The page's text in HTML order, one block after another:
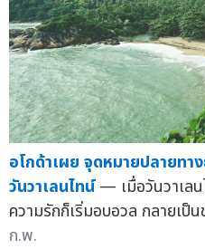
อโกด้าเผย จุดหมายปลายท
วันวาเลนไทน์ — เมื่อวันวาเลน
ความรักก็เริ่มอบอวล กลายเป็
ก.พ.